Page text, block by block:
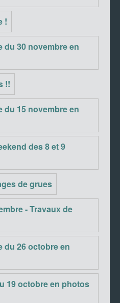
!
du 30 novembre en
!!
du 15 novembre en
des 8 et 9
de grues
- Travaux de
du 26 octobre en
19 octobre en photos